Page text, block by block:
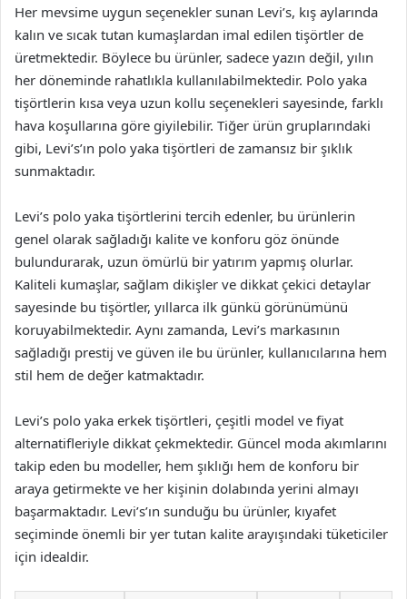
Her mevsime uygun seçenekler sunan Levi’s, kış aylarında
kalın ve sıcak tutan kumaşlardan imal edilen tişörtler de
üretmektedir. Böylece bu ürünler, sadece yazın değil, yılın
her döneminde rahatlıkla kullanılabilmektedir. Polo yaka
tişörtlerin kısa veya uzun kollu seçenekleri sayesinde, farklı
hava koşullarına göre giyilebilir. Tiğer ürün gruplarındaki
gibi, Levi’s’ın polo yaka tişörtleri de zamansız bir şıklık
sunmaktadır.
Levi’s polo yaka tişörtlerini tercih edenler, bu ürünlerin
genel olarak sağladığı kalite ve konforu göz önünde
bulundurarak, uzun ömürlü bir yatırım yapmış olurlar.
Kaliteli kumaşlar, sağlam dikişler ve dikkat çekici detaylar
sayesinde bu tişörtler, yıllarca ilk günkü görünümünü
koruyabilmektedir. Aynı zamanda, Levi’s markasının
sağladığı prestij ve güven ile bu ürünler, kullanıcılarına hem
stil hem de değer katmaktadır.
Levi’s polo yaka erkek tişörtleri, çeşitli model ve fiyat
alternatifleriyle dikkat çekmektedir. Güncel moda akımlarını
takip eden bu modeller, hem şıklığı hem de konforu bir
araya getirmekte ve her kişinin dolabında yerini almayı
başarmaktadır. Levi’s’ın sunduğu bu ürünler, kıyafet
seçiminde önemli bir yer tutan kalite arayışındaki tüketiciler
için idealdir.